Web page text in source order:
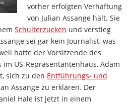
vorher erfolgten Verhaftung
von Julian Assange hält. Sie
Schulterzucken und verstieg
sei gar kein Journalist, was
hatte der Vorsitzende des
US-Repräsentantenhaus, Adam
sich zu den Entführungs- und
Assange zu erklären. Der
Hale ist jetzt in einem